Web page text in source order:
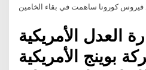
كورونا ساهمت في بقاء الخامين
العدل الأمريكية
بوينج الأمريكية